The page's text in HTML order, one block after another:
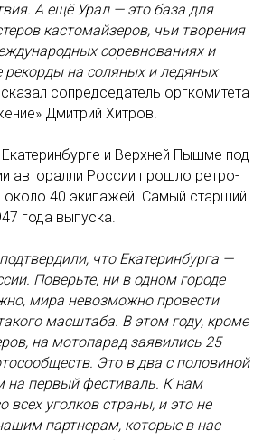
А ещё Урал — это база для
кастомайзеров, чьи творения
соревнованиях и
рекорды на соляных и ледяных
сопредседатель оргкомитета
Дмитрий Хитров.
и Верхней Пышме под
авторалли России прошло ретро-
около 40 экипажей. Самый старший
года выпуска.
что Екатеринбурга —
Поверьте, ни в одном городе
мира невозможно провести
масштаба. В этом году, кроме
на мотопарад заявились 25
Это в два с половиной
на первый фестиваль. К нам
всех уголков страны, и это не
партнерам, которые в нас